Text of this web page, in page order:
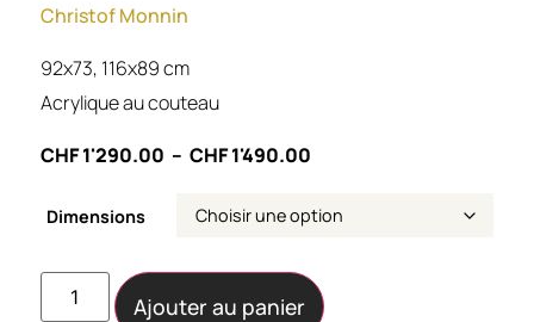
Christof Monnin
92x73, 116x89 cm
Acrylique au couteau
CHF1'290.00 – CHF1'490.00
Dimensions
Ajouter au panier